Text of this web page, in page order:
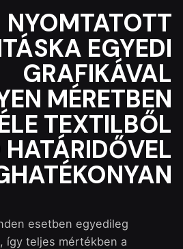
NYOMTATOTT
EGYEDI
GRAFIKÁVAL
MÉRETBEN
TEXTILBŐL
HATÁRIDŐVEL
esetben egyedileg
így teljes mértékben a